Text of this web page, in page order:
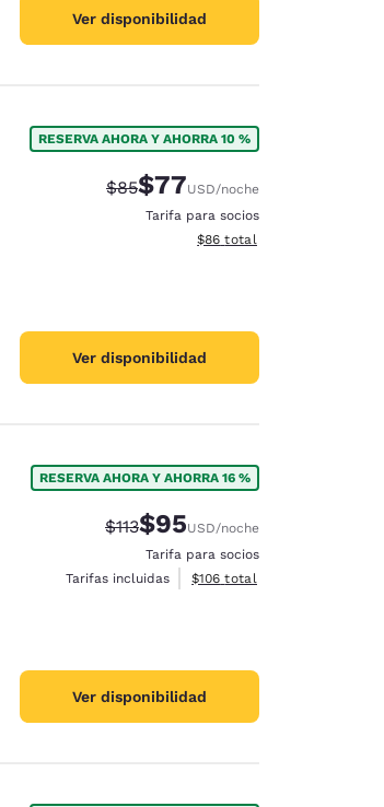
Ver disponibilidad
RESERVA AHORA Y AHORRA 10 %
Precio tachado:
$85Precio con descuento:
$77USD/noche
Tarifa para socios
Ver detalles del total
$86 total
Ver disponibilidad
RESERVA AHORA Y AHORRA 16 %
Precio tachado:
$113Precio con descuento:
$95USD/noche
Tarifa para socios
Tarifas incluidas
Ver detalles del total
$106 total
Ver disponibilidad